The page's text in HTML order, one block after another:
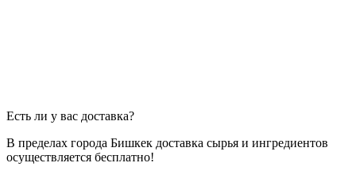
Есть ли у вас доставка?
В пределах города Бишкек доставка сырья и ингредиентов
осуществляется бесплатно!